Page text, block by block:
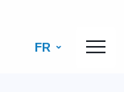
FR